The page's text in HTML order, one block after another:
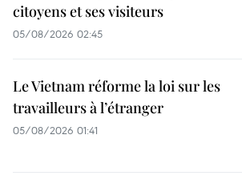
citoyens et ses visiteurs
05/08/2026 02:45
Le Vietnam réforme la loi sur les
travailleurs à l’étranger
05/08/2026 01:41